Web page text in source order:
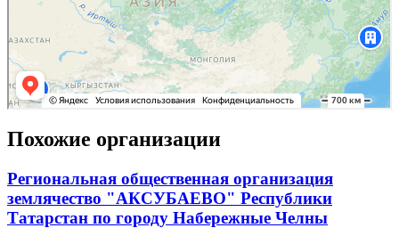
Похожие организации
Региональная общественная организация
землячество "АКСУБАЕВО" Республики
Татарстан по городу Набережные Челны